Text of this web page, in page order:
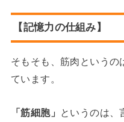
【記憶力の仕組み】
そもそも、筋肉というの
ています。
「筋細胞」 というのは、